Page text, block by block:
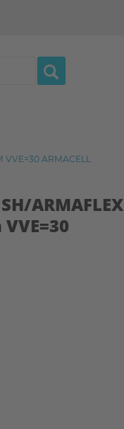
VVE=30 ARMACELL
ARMAFLEX